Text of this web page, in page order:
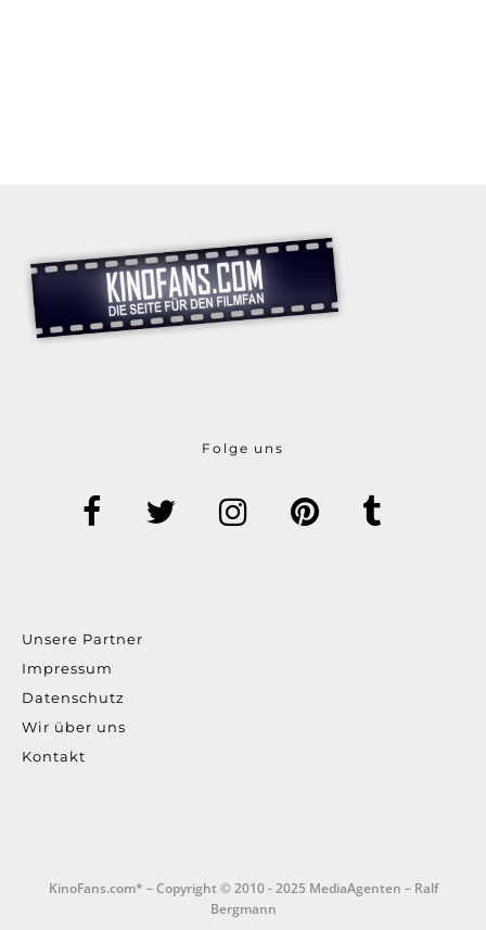
Folge uns
Unsere Partner
Impressum
Datenschutz
Wir über uns
Kontakt
KinoFans.com* – Copyright © 2010 - 2025 MediaAgenten – Ralf
Bergmann